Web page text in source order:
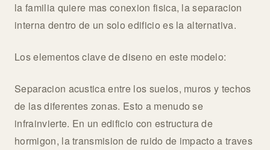
la familia quiere mas conexion fisica, la separacion
interna dentro de un solo edificio es la alternativa.
Los elementos clave de diseno en este modelo:
Separacion acustica entre los suelos, muros y techos
de las diferentes zonas. Esto a menudo se
infrainvierte. En un edificio con estructura de
hormigon, la transmision de ruido de impacto a traves